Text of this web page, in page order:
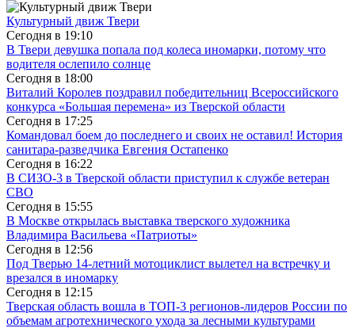
Культурный движ Твери
Сегодня в 19:10
В Твери девушка попала под колеса иномарки, потому что
водителя ослепило солнце
Сегодня в 18:00
Виталий Королев поздравил победительниц Всероссийского
конкурса «Большая перемена» из Тверской области
Сегодня в 17:25
Командовал боем до последнего и своих не оставил! История
санитара-разведчика Евгения Остапенко
Сегодня в 16:22
В СИЗО-3 в Тверской области приступил к службе ветеран
СВО
Сегодня в 15:55
В Москве открылась выставка тверского художника
Владимира Васильева «Патриоты»
Сегодня в 12:56
Под Тверью 14-летний мотоциклист вылетел на встречку и
врезался в иномарку
Сегодня в 12:15
Тверская область вошла в ТОП-3 регионов-лидеров России по
объемам агротехнического ухода за лесными культурами